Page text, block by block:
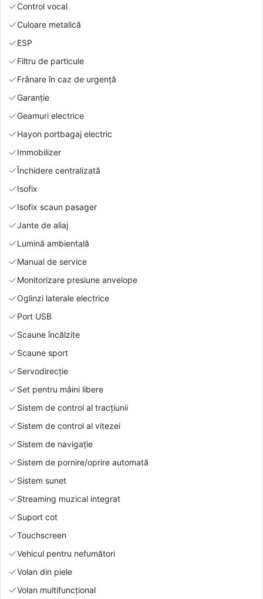
Control vocal
Culoare metalică
ESP
Filtru de particule
Frânare în caz de urgență
Garanție
Geamuri electrice
Hayon portbagaj electric
Immobilizer
Închidere centralizată
Isofix
Isofix scaun pasager
Jante de aliaj
Lumină ambientală
Manual de service
Monitorizare presiune anvelope
Oglinzi laterale electrice
Port USB
Scaune încălzite
Scaune sport
Servodirecție
Set pentru mâini libere
Sistem de control al tracțiunii
Sistem de control al vitezei
Sistem de navigație
Sistem de pornire/oprire automată
Sistem sunet
Streaming muzical integrat
Suport cot
Touchscreen
Vehicul pentru nefumători
Volan din piele
Volan multifuncțional